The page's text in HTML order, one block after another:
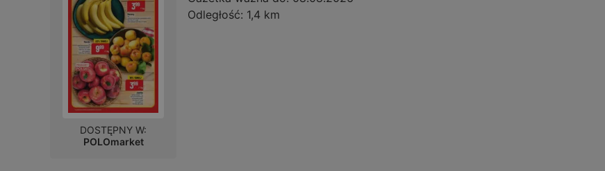
Odległość: 1,4 km
DOSTĘPNY W:
POLOmarket